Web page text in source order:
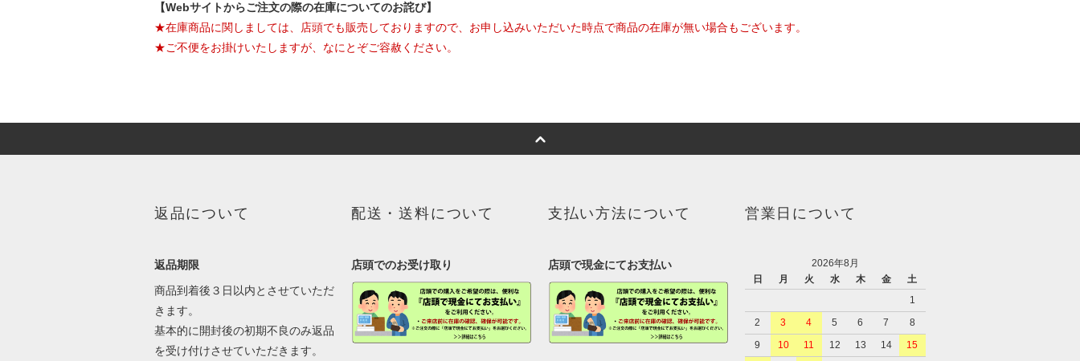
【Webサイトからご注文の際の在庫についてのお詫び】
★在庫商品に関しましては、店頭でも販売しておりますので、お申し込みいただいた時点で商品の在庫が無い場合もございます。
★ご不便をお掛けいたしますが、なにとぞご容赦ください。
返品について
返品期限
商品到着後３日以内とさせていただ
きます。
基本的に開封後の初期不良のみ返品
を受け付けさせていただきます。
配送・送料について
店頭でのお受け取り
支払い方法について
店頭で現金にてお支払い
営業日について
2026年8月
日
月 火 水 木 金
土
1
2
3 4 5 6 7
8
9
10 11 12 13 14
15